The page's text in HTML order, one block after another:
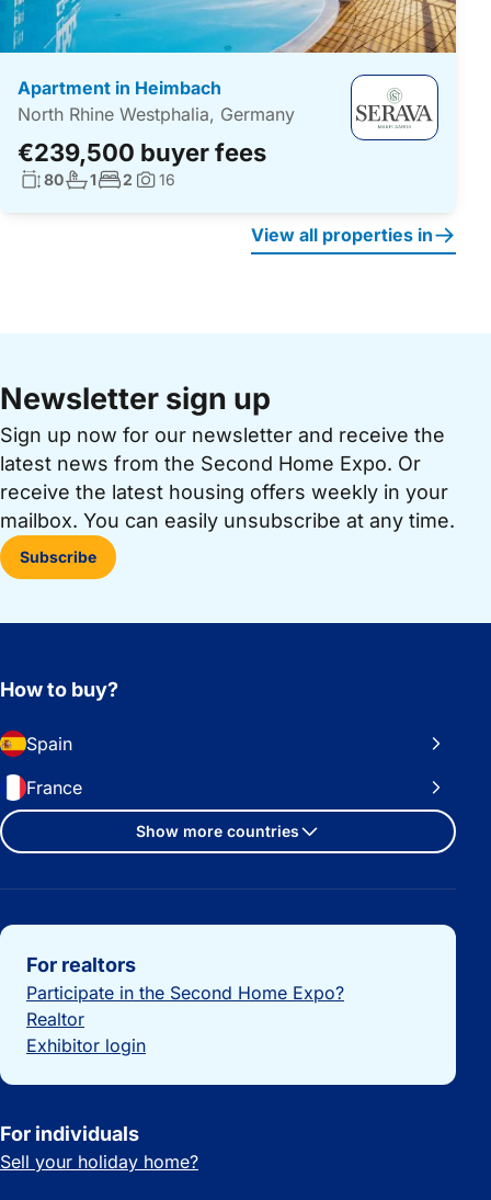
Apartment in Heimbach
North Rhine Westphalia, Germany
€239,500 buyer fees
Living surface:
80No. bathrooms:
1No. bedrooms:
2 Photos:
16
View all properties in
Newsletter sign up
Sign up now for our newsletter and receive the
latest news from the Second Home Expo. Or
receive the latest housing offers weekly in your
mailbox. You can easily unsubscribe at any time.
Subscribe
How to buy?
Spain
France
Show more countries
Important links
For realtors
Participate in the Second Home Expo?
Realtor
Exhibitor login
For individuals
Sell your holiday home?